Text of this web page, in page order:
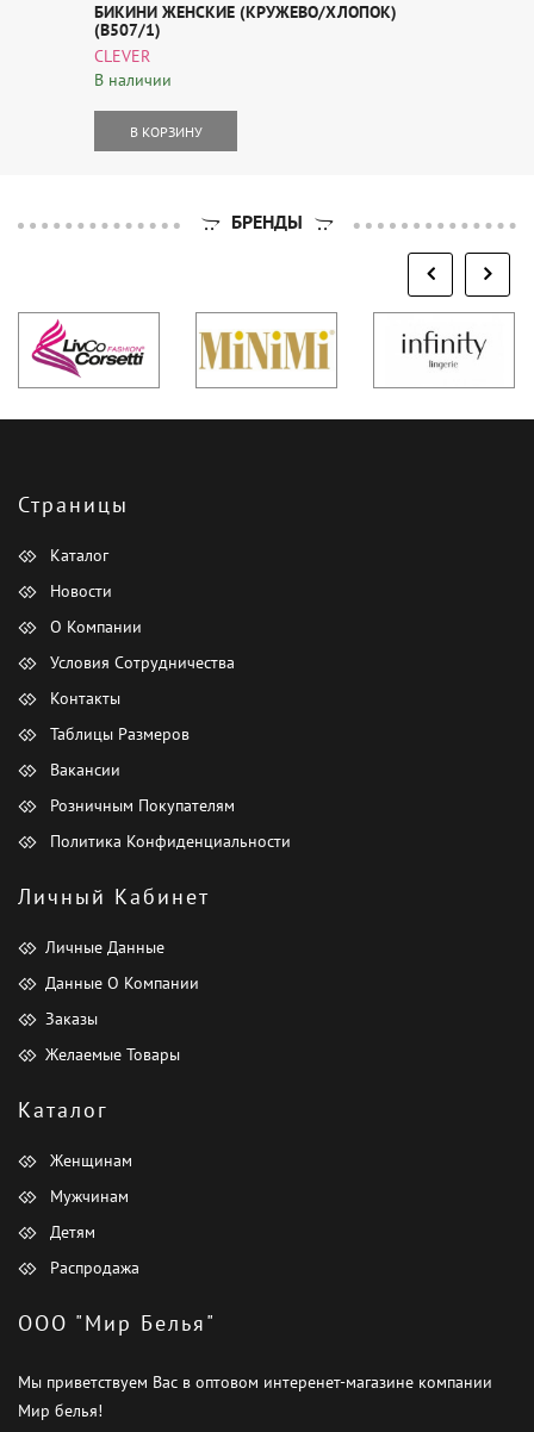
БИКИНИ ЖЕНСКИЕ (КРУЖЕВО/ХЛОПОК)
(B507/1)
CLEVER
В наличии
В КОРЗИНУ
БРЕНДЫ
Страницы
Каталог
Новости
О Компании
Условия Сотрудничества
Контакты
Таблицы Размеров
Вакансии
Розничным Покупателям
Политика Конфиденциальности
Личный Кабинет
Личные Данные
Данные О Компании
Заказы
Желаемые Товары
Каталог
Женщинам
Мужчинам
Детям
Распродажа
ООО "Мир Белья"
Мы приветствуем Вас в оптовом интеренет-магазине компании
Мир белья!